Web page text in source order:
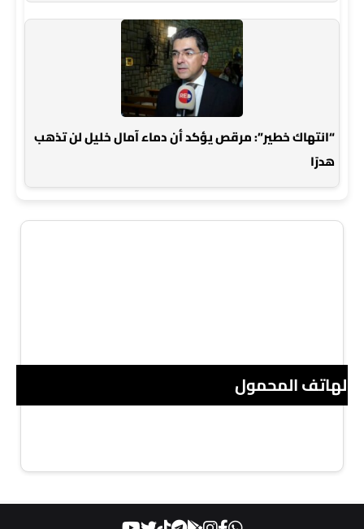
“انتهاك خطير”: مرقص يؤكد أن دماء آمال خليل لن تذهب
هدرًا
الهاتف المحمول